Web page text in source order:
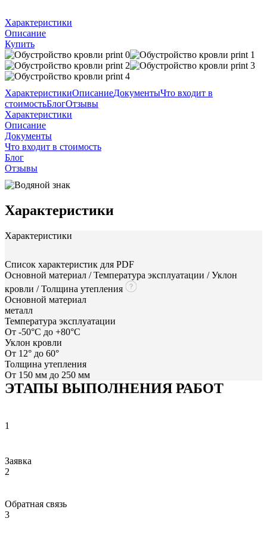
Характеристики
Описание
Купить
ХарактеристикиОписаниеДокументыЧто входит в
стоимостьБлогОтзывы
Характеристики
Описание
Документы
Что входит в стоимость
Блог
Отзывы
Характеристики
Характеристики
Список характеристик для PDF
Основной материал / Температура эксплуатации / Уклон
кровли / Толщина утепления
Основной материал
металл
Температура эксплуатации
От -50°C до +80°C
Уклон кровли
От 12° до 60°
Толщина утепления
От 150 мм до 250 мм
ЭТАПЫ ВЫПОЛНЕНИЯ РАБОТ
1
Заявка
2
Обратная связь
3